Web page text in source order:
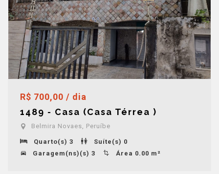
R$ 700,00 / dia
1489 - Casa (Casa Térrea )
Belmira Novaes, Peruíbe
Quarto(s) 3
Suíte(s) 0
Garagem(ns)(s) 3
Área 0.00 m²